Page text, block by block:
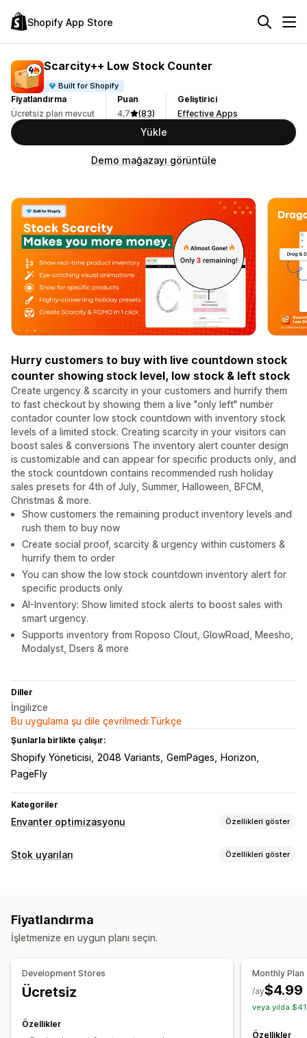
Shopify App Store
Scarcity++ Low Stock Counter
Built for Shopify
Fiyatlandırma
Ücretsiz plan mevcut
Puan
4,7
(83)
Geliştirici
Effective Apps
Yükle
Demo mağazayı görüntüle
Hurry customers to buy with live countdown stock
counter showing stock level, low stock & left stock
Create urgency & scarcity in your customers and hurrify them
to fast checkout by showing them a live "only left" number
contador counter low stock countdown with inventory stock
levels of a limited stock. Creating scarcity in your visitors can
boost sales & conversions The inventory alert counter design
is customizable and can appear for specific products only, and
the stock countdown contains recommended rush holiday
sales presets for 4th of July, Summer, Halloween, BFCM,
Christmas & more.
Show customers the remaining product inventory levels and
rush them to buy now
Create social proof, scarcity & urgency within customers &
hurrify them to order
You can show the low stock countdown inventory alert for
specific products only
AI-Inventory: Show limited stock alerts to boost sales with
smart urgency.
Supports inventory from Roposo Clout, GlowRoad, Meesho,
Modalyst, Dsers & more
Diller
İngilizce
Bu uygulama şu dile çevrilmedi:Türkçe
Şunlarla birlikte çalışır:
Shopify Yöneticisi 2048 Variants GemPages
Horizon
PageFly
Kategoriler
Envanter optimizasyonu Özellikleri göster
Envanter yönetimi
Düşük stok uyarıları
Analiz
Stok uyarıları Özellikleri göster
Özelleştirme
Analizler ve raporlama
Fiyatlandırma
İşletmenize en uygun planı seçin.
Development Stores
Ücretsiz
Özellikler
Monthly Plan
$4.99
/ay
veya yılda
Özellikler